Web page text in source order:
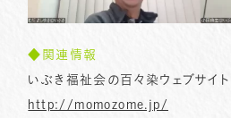
◆関連情報
いぶき福祉会の百々染ウェブサイ
http://momozome.jp/